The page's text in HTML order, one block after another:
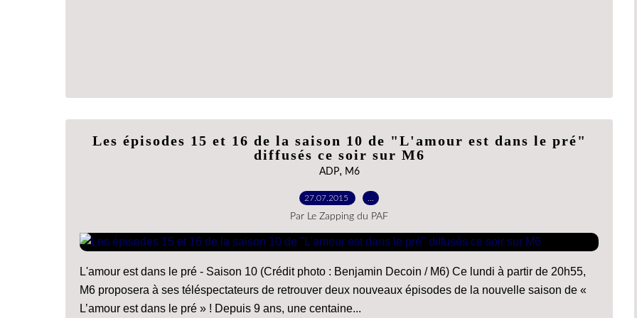
Les épisodes 15 et 16 de la saison 10 de "L'amour est dans le pré"
diffusés ce soir sur M6
ADP, M6
27.07.2015
Par Le Zapping du PAF
L'amour est dans le pré - Saison 10 (Crédit photo : Benjamin Decoin / M6) Ce lundi à partir de 20h55,
M6 proposera à ses téléspectateurs de retrouver deux nouveaux épisodes de la nouvelle saison de «
L’amour est dans le pré » ! Depuis 9 ans, une centaine...